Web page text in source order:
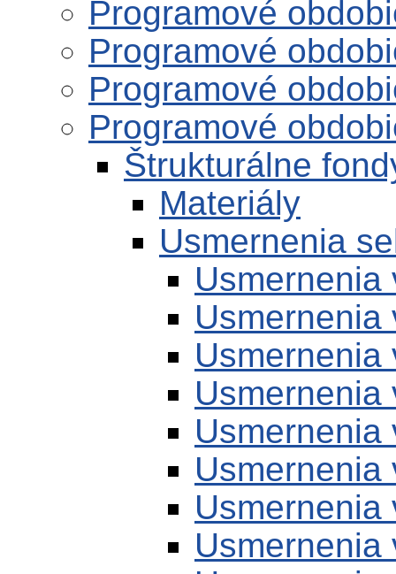
Programové
Programové
Programové
Programové
Štrukturálne
Materiály
Usmernenia
Usmernenia
Usmernenia
Usmernenia
Usmernenia
Usmernenia
Usmernenia
Usmernenia
Usmernenia